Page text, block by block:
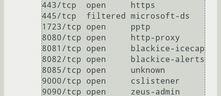
443/tcp  open     https
445/tcp  filtered microsoft-ds
1723/tcp open     pptp
8080/tcp open     http-proxy
8081/tcp open     blackice-icecap
8082/tcp open     blackice-alerts
8085/tcp open     unknown
9000/tcp open     cslistener
9090/tcp open     zeus-admin